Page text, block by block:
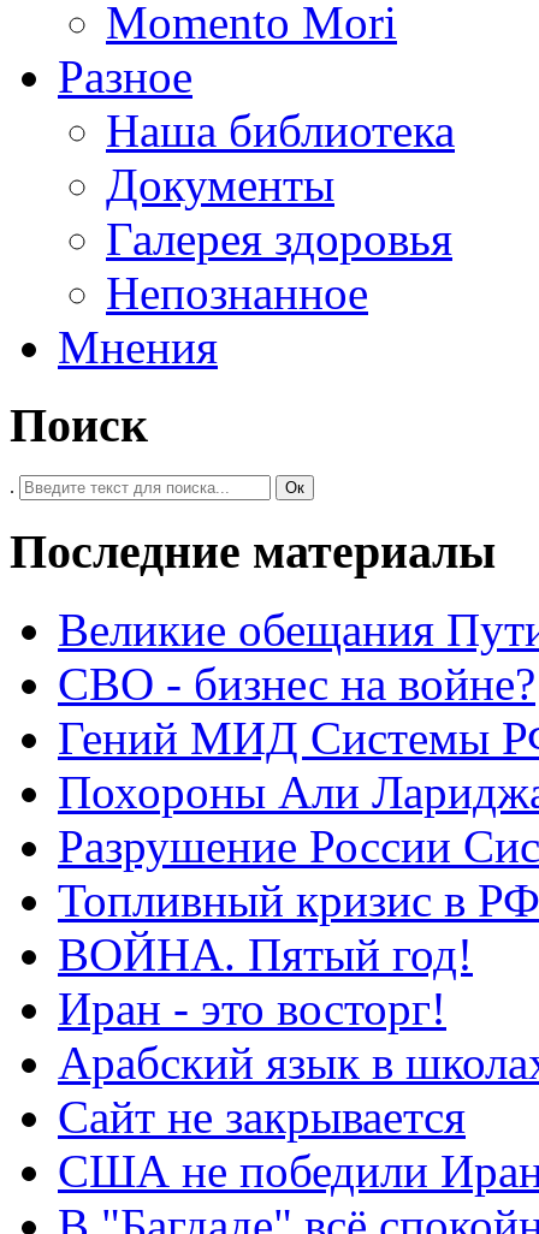
Momento Mori
Разное
Наша библиотека
Документы
Галерея здоровья
Непознанное
Мнения
Поиск
. Ок
Последние материалы
Великие обещания
СВО - бизнес на войне?
Гений МИД Системы
Похороны Али
Разрушение России
Топливный кризис в РФ
ВОЙНА. Пятый год!
Иран - это восторг!
Арабский язык в
Сайт не закрывается
США не победили